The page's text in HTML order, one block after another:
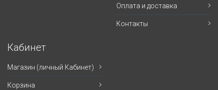
Оплата и доставка
Контакты
Кабинет
Магазин (личный Кабинет)
Корзина